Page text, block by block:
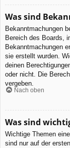
Was sind
Bekanntmachungen
Bereich des Boards,
Bekanntmachungen
sie erstellt wurden.
deinen
oder nicht. Die
vergeben.
Nach oben
Was sind
Wichtige Themen
sind nur auf der